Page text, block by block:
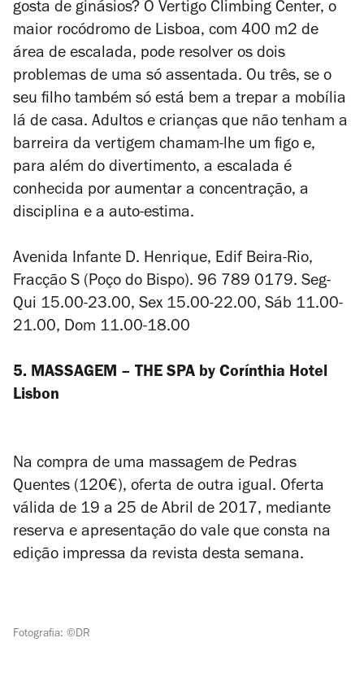
gosta de ginásios? O Vertigo Climbing Center, o
maior rocódromo de Lisboa, com 400 m2 de
área de escalada, pode resolver os dois
problemas de uma só assentada. Ou três, se o
seu filho também só está bem a trepar a mobília
lá de casa. Adultos e crianças que não tenham a
barreira da vertigem chamam-lhe um figo e,
para além do divertimento, a escalada é
conhecida por aumentar a concentração, a
disciplina e a auto-estima.
Avenida Infante D. Henrique, Edif Beira-Rio,
Fracção S (Poço do Bispo). 96 789 0179. Seg-
Qui 15.00-23.00, Sex 15.00-22.00, Sáb 11.00-
21.00, Dom 11.00-18.00
5. MASSAGEM – THE SPA by Corínthia Hotel
Lisbon
Na compra de uma massagem de Pedras
Quentes (120€), oferta de outra igual. Oferta
válida de 19 a 25 de Abril de 2017, mediante
reserva e apresentação do vale que consta na
edição impressa da revista desta semana.
Fotografia: ©DR